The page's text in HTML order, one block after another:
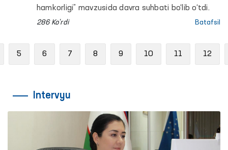
hamkorligi” mavzusida davra suhbati bo‘lib o‘tdi.
286 Ko'rdi Batafsil
5 6 7 8 9 10 11 12
Intervyu